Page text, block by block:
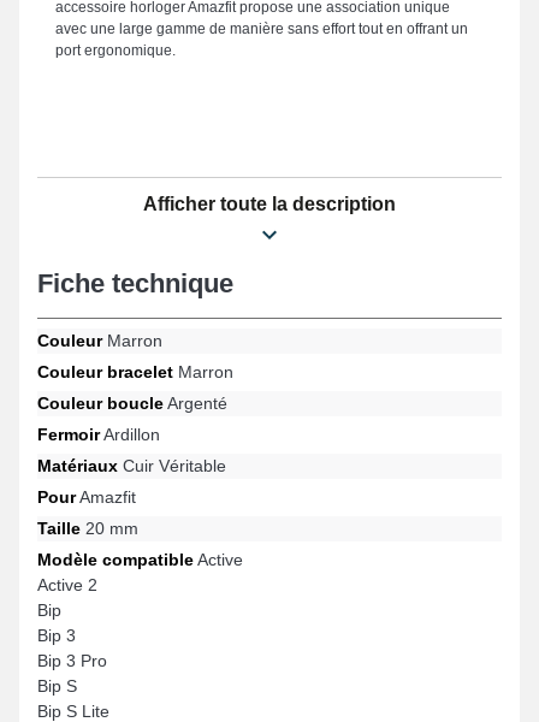
accessoire horloger Amazfit propose une association unique
avec une large gamme de manière sans effort tout en offrant un
port ergonomique.
Afficher toute la description
Fiche technique
CouleurMarron
Couleur bracelet Marron
Couleur boucleArgenté
FermoirArdillon
Matériaux Cuir Véritable
PourAmazfit
Taille 20 mm
Modèle compatibleActive
Active 2
Bip
Bip 3
Bip 3 Pro
Bip S
Bip S Lite